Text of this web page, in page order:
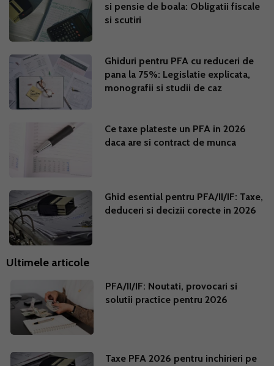
si pensie de boala: Obligatii fiscale
si scutiri
Ghiduri pentru PFA cu reduceri de
pana la 75%: Legislatie explicata,
monografii si studii de caz
Ce taxe plateste un PFA in 2026
daca are si contract de munca
Ghid esential pentru PFA/II/IF: Taxe,
deduceri si decizii corecte in 2026
Ultimele articole
PFA/II/IF: Noutati, provocari si
solutii practice pentru 2026
Taxe PFA 2026 pentru inchirieri pe